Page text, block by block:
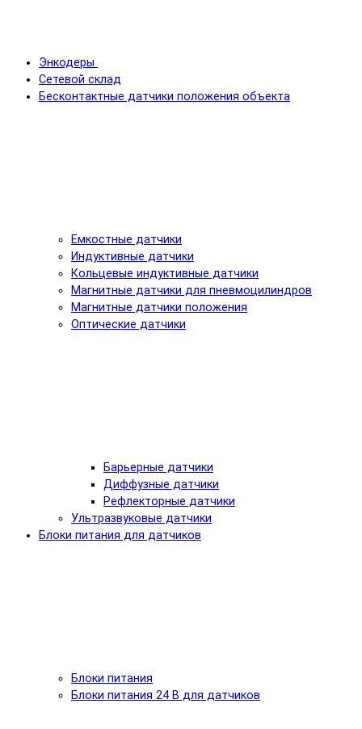
Энкодеры
Сетевой склад
Бесконтактные датчики положения объекта
Емкостные датчики
Индуктивные датчики
Кольцевые индуктивные датчики
Магнитные датчики для пневмоцилиндров
Магнитные датчики положения
Оптические датчики
Барьерные датчики
Диффузные датчики
Рефлекторные датчики
Ультразвуковые датчики
Блоки питания для датчиков
Блоки питания
Блоки питания 24 В для датчиков